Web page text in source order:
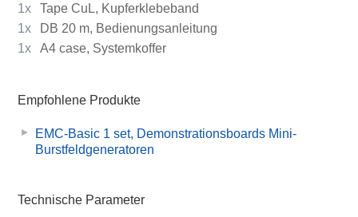
1x
Tape CuL, Kupferklebeband
1x
DB 20 m, Bedienungsanleitung
1x
A4 case, Systemkoffer
Empfohlene Produkte
EMC-Basic 1 set, Demonstrationsboards Mini-
Burstfeldgeneratoren
Technische Parameter